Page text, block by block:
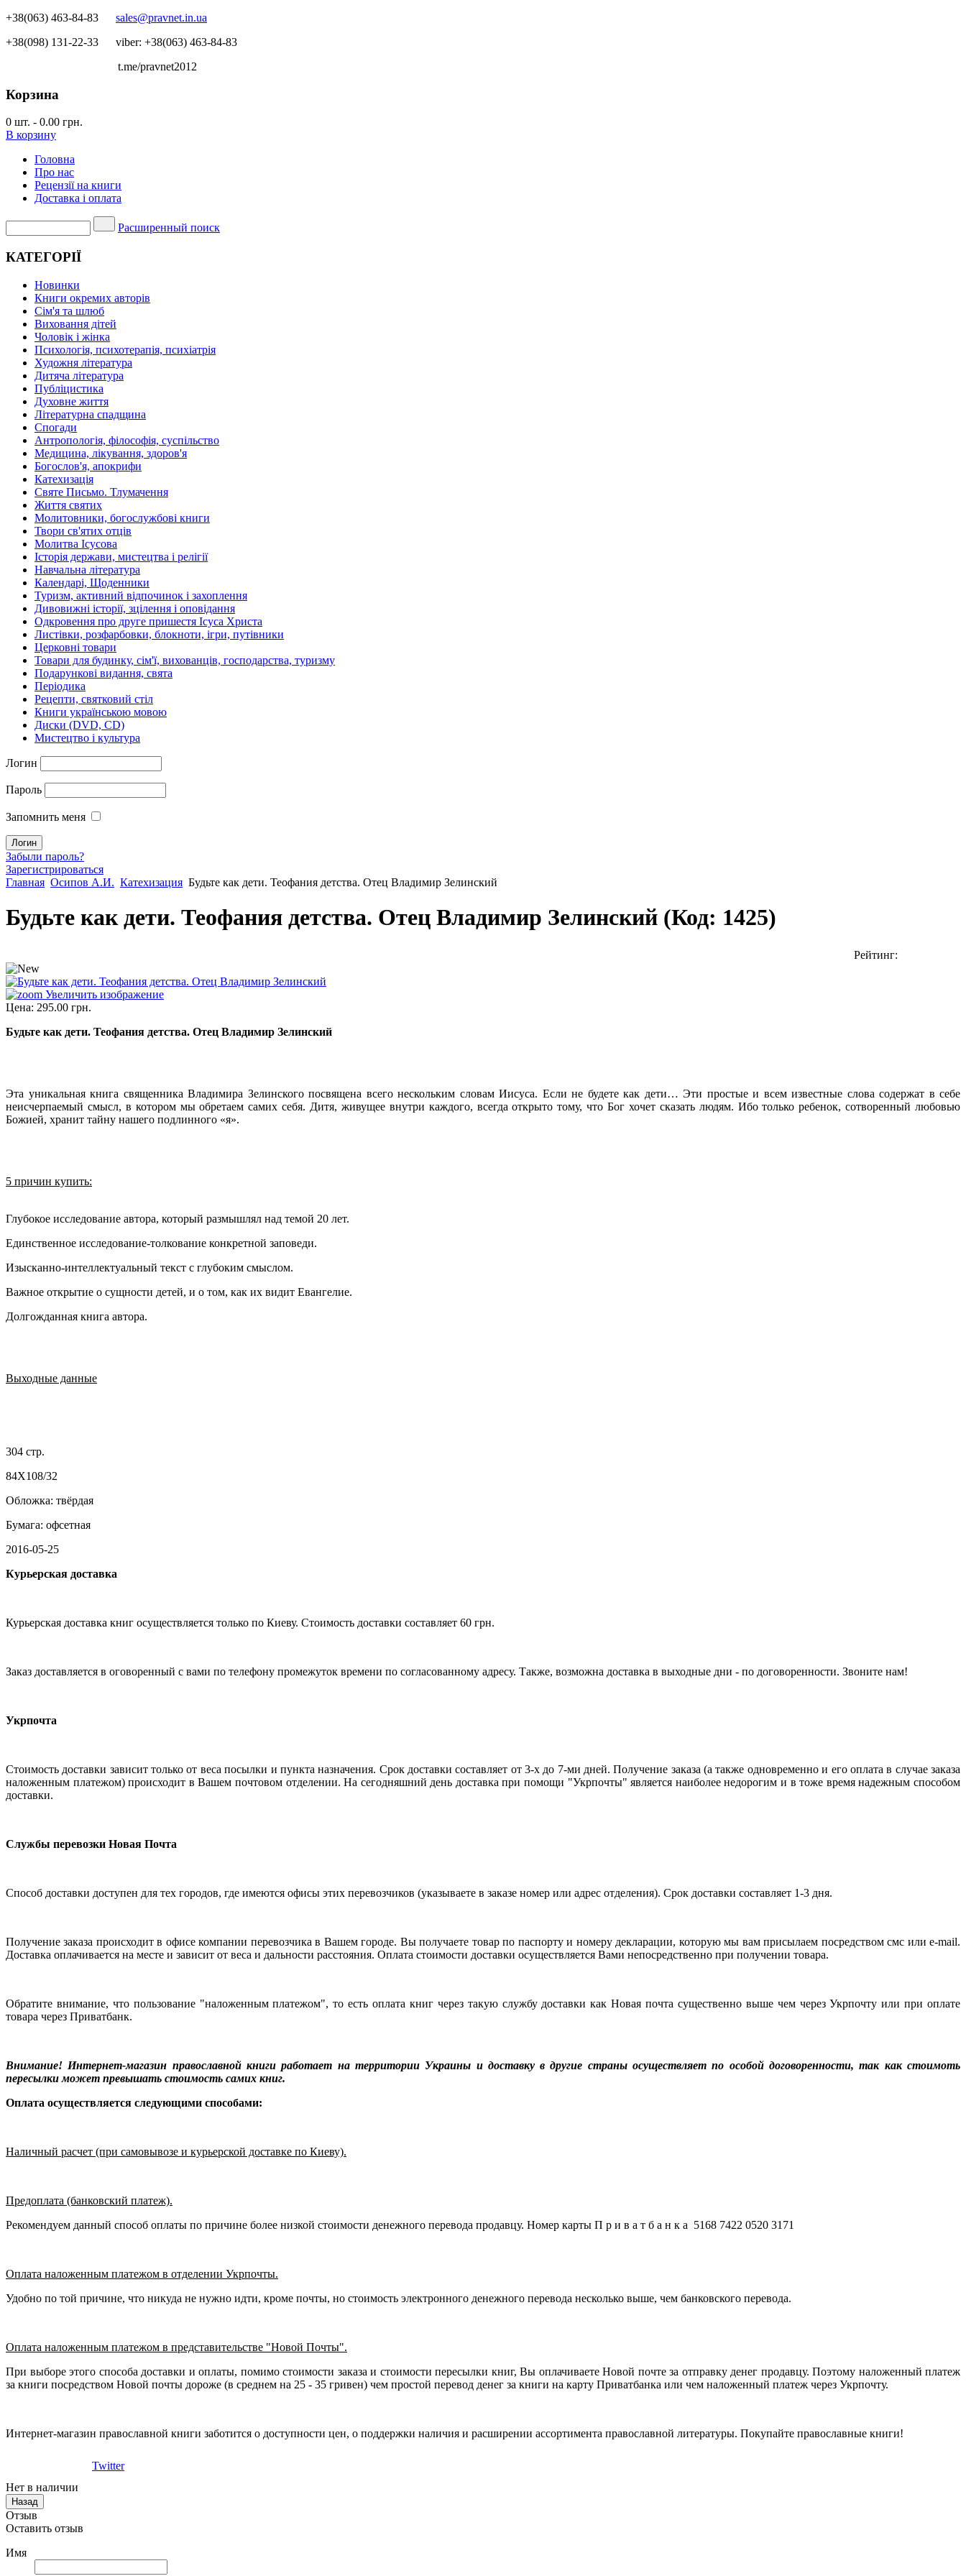
+38(063) 463-84-83 sales@pravnet.in.ua
+38(098) 131-22-33 viber: +38(063) 463-84-83
t.me/pravnet2012
Корзина
0 шт. - 0.00 грн.
В корзину
Головна
Про нас
Рецензії на книги
Доставка і оплата
Расширенный поиск
КАТЕГОРІЇ
Новинки
Книги окремих авторів
Сім'я та шлюб
Виховання дітей
Чоловік і жінка
Психологія, психотерапія, психіатрія
Художня література
Дитяча література
Публіцистика
Духовне життя
Літературна спадщина
Спогади
Антропологія, філософія, суспільство
Медицина, лікування, здоров'я
Богослов'я, апокрифи
Катехизація
Святе Письмо. Тлумачення
Життя святих
Молитовники, богослужбові книги
Твори св'ятих отців
Молитва Ісусова
Історія держави, мистецтва і релігії
Навчальна література
Календарі, Щоденники
Туризм, активний відпочинок і захоплення
Дивовижні історії, зцілення і оповідання
Одкровення про друге пришестя Ісуса Христа
Листівки, розфарбовки, блокноти, ігри, путівники
Церковні товари
Товари для будинку, сім'ї, вихованців, господарства, туризму
Подарункові видання, свята
Періодика
Рецепти, святковий стіл
Книги українською мовою
Диски (DVD, CD)
Мистецтво і культура
Логин
Пароль
Запомнить меня
Забыли пароль?
Зарегистрироваться
Главная Осипов А.И. Катехизация Будьте как дети. Теофания детства. Отец Владимир Зелинский
Будьте как дети. Теофания детства. Отец Владимир Зелинский (Код: 1425)
Рейтинг:
Увеличить изображение
Цена: 295.00 грн.
Будьте как дети. Теофания детства. Отец Владимир Зелинский
Эта уникальная книга священника Владимира Зелинского посвящена всего нескольким словам Иисуса. Если не будете как дети… Эти простые и всем известные слова содержат в себе
неисчерпаемый смысл, в котором мы обретаем самих себя. Дитя, живущее внутри каждого, всегда открыто тому, что Бог хочет сказать людям. Ибо только ребенок, сотворенный любовью
Божией, хранит тайну нашего подлинного «я».
5 причин купить:
Глубокое исследование автора, который размышлял над темой 20 лет.
Единственное исследование-толкование конкретной заповеди.
Изысканно-интеллектуальный текст с глубоким смыслом.
Важное открытие о сущности детей, и о том, как их видит Евангелие.
Долгожданная книга автора.
Выходные данные
304 стр.
84X108/32
Обложка: твёрдая
Бумага: офсетная
2016-05-25
Курьерская доставка
Курьерская доставка книг осуществляется только по Киеву. Стоимость доставки составляет 60 грн.
Заказ доставляется в оговоренный с вами по телефону промежуток времени по согласованному адресу. Также, возможна доставка в выходные дни - по договоренности. Звоните нам!
Укрпочта
Стоимость доставки зависит только от веса посылки и пункта назначения. Срок доставки составляет от 3-х до 7-ми дней. Получение заказа (а также одновременно и его оплата в случае заказа
наложенным платежом) происходит в Вашем почтовом отделении. На сегодняшний день доставка при помощи "Укрпочты" является наиболее недорогим и в тоже время надежным способом
доставки.
Службы перевозки Новая Почта
Способ доставки доступен для тех городов, где имеются офисы этих перевозчиков (указываете в заказе номер или адрес отделения). Срок доставки составляет 1-3 дня.
Получение заказа происходит в офисе компании перевозчика в Вашем городе. Вы получаете товар по паспорту и номеру декларации, которую мы вам присылаем посредством смс или e-mail.
Доставка оплачивается на месте и зависит от веса и дальности расстояния. Оплата стоимости доставки осуществляется Вами непосредственно при получении товара.
Обратите внимание, что пользование "наложенным платежом", то есть оплата книг через такую службу доставки как Новая почта существенно выше чем через Укрпочту или при оплате
товара через Приватбанк.
Внимание! Интернет-магазин православной книги работает на территории Украины и доставку в другие страны осуществляет по особой договоренности, так как стоимоть
пересылки может превышать стоимость самих книг.
Оплата осуществляется следующими способами:
Наличный расчет (при самовывозе и курьерской доставке по Киеву).
Предоплата (банковский платеж).
Рекомендуем данный способ оплаты по причине более низкой стоимости денежного перевода продавцу. Номер карты П р и в а т б а н к а 5168 7422 0520 3171
Оплата наложенным платежом в отделении Укрпочты.
Удобно по той причине, что никуда не нужно идти, кроме почты, но стоимость электронного денежного перевода несколько выше, чем банковского перевода.
Оплата наложенным платежом в представительстве "Новой Почты".
При выборе этого способа доставки и оплаты, помимо стоимости заказа и стоимости пересылки книг, Вы оплачиваете Новой почте за отправку денег продавцу. Поэтому наложенный платеж
за книги посредством Новой почты дороже (в среднем на 25 - 35 гривен) чем простой перевод денег за книги на карту Приватбанка или чем наложенный платеж через Укрпочту.
Интернет-магазин православной книги заботится о доступности цен, о поддержки наличия и расширении ассортимента православной литературы. Покупайте православные книги!
Twitter
Нет в наличии
Отзыв
Оставить отзыв
Имя